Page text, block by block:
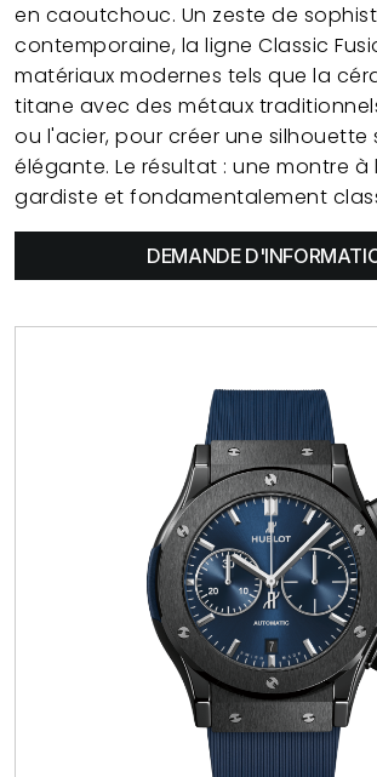
en caoutchouc. Un zeste de
contemporaine, la ligne Classic
matériaux modernes tels que la
titane avec des métaux
ou l'acier, pour créer une silhouette
élégante. Le résultat : une montre
gardiste et fondamentalement
DEMANDE